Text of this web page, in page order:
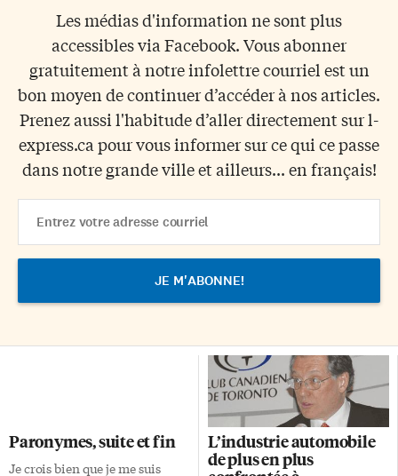
Les médias d'information ne sont plus
accessibles via Facebook. Vous abonner
gratuitement à notre infolettre courriel est un
bon moyen de continuer d’accéder à nos articles.
Prenez aussi l'habitude d’aller directement sur l-
express.ca pour vous informer sur ce qui ce passe
dans notre grande ville et ailleurs... en français!
Address
Paronymes, suite et fin
Je crois bien que je me suis
L’industrie automobile
de plus en plus